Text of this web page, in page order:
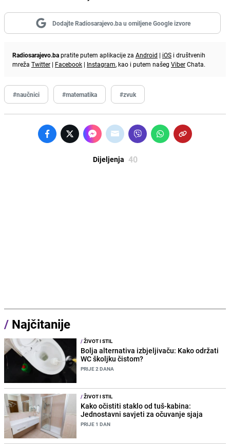
Dodajte Radiosarajevo.ba u omiljene Google izvore
Radiosarajevo.bapratite putem aplikacije za Android | iOS i društvenih
mreža Twitter | Facebook | Instagram, kao i putem našeg ViberChata.
#naučnici #matematika #zvuk
Dijeljenja 40
/ Najčitanije
/ŽIVOT I STIL
Bolja alternativa izbjeljivaču: Kako održati
WC školjku čistom?
PRIJE 2 DANA
/ŽIVOT I STIL
Kako očistiti staklo od tuš-kabina:
Jednostavni savjeti za očuvanje sjaja
PRIJE 1 DAN